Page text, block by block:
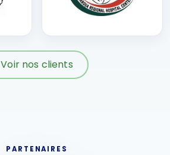
Voir nos clients
PARTENAIRES